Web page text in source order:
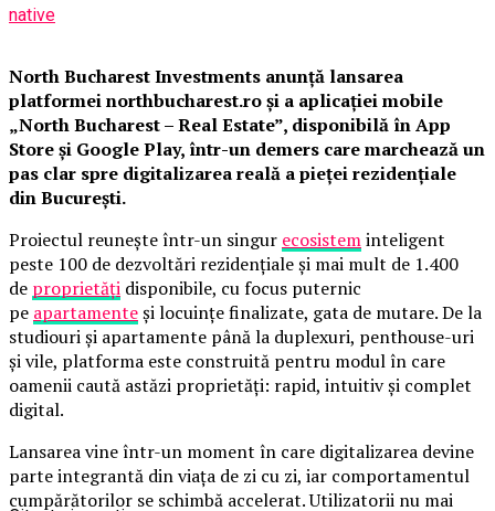
native
North Bucharest Investments anunță lansarea
platformei northbucharest.ro și a aplicației mobile
„North Bucharest – Real Estate”, disponibilă în App
Store și Google Play, într-un demers care marchează un
pas clar spre digitalizarea reală a pieței rezidențiale
din București.
Proiectul reunește într-un singur ecosisteminteligent
peste 100 de dezvoltări rezidențiale și mai mult de 1.400
de proprietăți disponibile, cu focus puternic
pe apartamenteși locuințe finalizate, gata de mutare. De la
studiouri și apartamente până la duplexuri, penthouse-uri
și vile, platforma este construită pentru modul în care
oamenii caută astăzi proprietăți: rapid, intuitiv și complet
digital.
Lansarea vine într-un moment în care digitalizarea devine
parte integrantă din viața de zi cu zi, iar comportamentul
cumpărătorilor se schimbă accelerat. Utilizatorii nu mai